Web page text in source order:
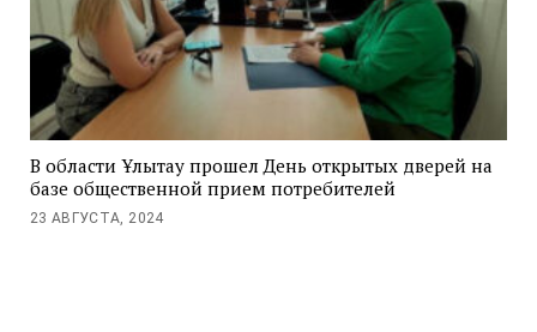
В области Ұлытау прошел День открытых дверей на
базе общественной прием потребителей
23 АВГУСТА, 2024